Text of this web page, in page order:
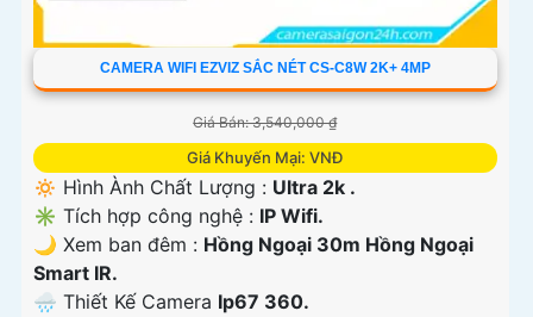
CAMERA WIFI EZVIZ SẮC NÉT CS-C8W 2K+ 4MP
Giá Bán: 3,540,000 ₫
Giá Khuyến Mại: VNĐ
🔅 Hình Ành Chất Lượng : Ultra 2k .
✳️ Tích hợp công nghệ : IP Wifi.
🌙 Xem ban đêm : Hồng Ngoại 30m Hồng Ngoại
Smart IR.
🌧️ Thiết Kế Camera Ip67 360.